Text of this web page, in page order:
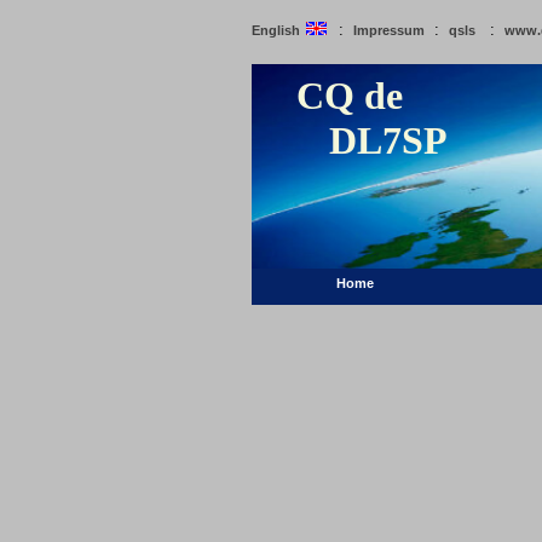
English : Impressum : qsls :
CQ de
DL7SP
Home